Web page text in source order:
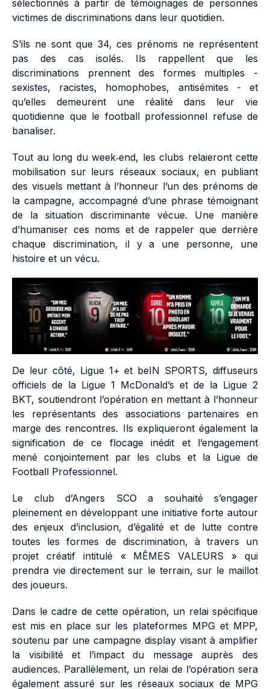
sélectionnés à partir de témoignages de personnes
victimes de discriminations dans leur quotidien.
S’ils ne sont que 34, ces prénoms ne représentent
pas des cas isolés. Ils rappellent que les
discriminations prennent des formes multiples -
sexistes, racistes, homophobes, antisémites - et
qu’elles demeurent une réalité dans leur vie
quotidienne que le football professionnel refuse de
banaliser.
Tout au long du week‑end, les clubs relaieront cette
mobilisation sur leurs réseaux sociaux, en publiant
des visuels mettant à l’honneur l’un des prénoms de
la campagne, accompagné d’une phrase témoignant
de la situation discriminante vécue. Une manière
d’humaniser ces noms et de rappeler que derrière
chaque discrimination, il y a une personne, une
histoire et un vécu.
De leur côté, Ligue 1+ et beIN SPORTS, diffuseurs
officiels de la Ligue 1 McDonald’s et de la Ligue 2
BKT, soutiendront l’opération en mettant à l’honneur
les représentants des associations partenaires en
marge des rencontres. Ils expliqueront également la
signification de ce flocage inédit et l’engagement
mené conjointement par les clubs et la Ligue de
Football Professionnel.
Le club d’Angers SCO a souhaité s’engager
pleinement en développant une initiative forte autour
des enjeux d’inclusion, d’égalité et de lutte contre
toutes les formes de discrimination, à travers un
projet créatif intitulé « MÊMES VALEURS » qui
prendra vie directement sur le terrain, sur le maillot
des joueurs.
Dans le cadre de cette opération, un relai spécifique
est mis en place sur les plateformes MPG et MPP,
soutenu par une campagne display visant à amplifier
la visibilité et l’impact du message auprès des
audiences. Parallèlement, un relai de l’opération sera
également assuré sur les réseaux sociaux de MPG